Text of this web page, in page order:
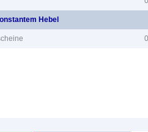
Hebel